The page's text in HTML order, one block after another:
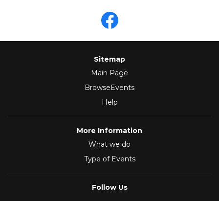
Sitemap
Main Page
BrowseEvents
Help
More Information
What we do
Type of Events
Follow Us